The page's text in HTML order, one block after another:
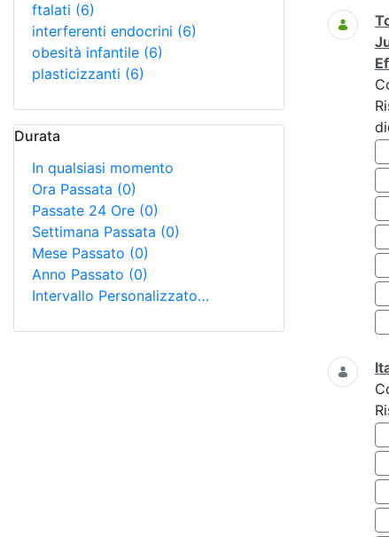
ftalati (6)
interferenti endocrini (6)
obesità infantile (6)
plasticizzanti (6)
Durata
In qualsiasi momento
Ora Passata (0)
Passate 24 Ore (0)
Settimana Passata (0)
Mese Passato (0)
Anno Passato (0)
Intervallo Personalizzato…